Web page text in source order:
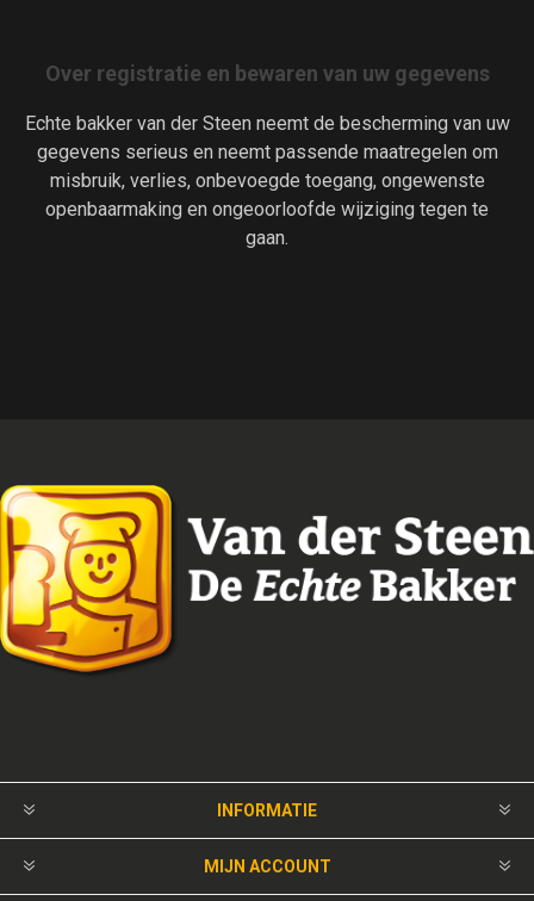
Over registratie en bewaren van uw gegevens
Echte bakker van der Steen neemt de bescherming van uw
gegevens serieus en neemt passende maatregelen om
misbruik, verlies, onbevoegde toegang, ongewenste
openbaarmaking en ongeoorloofde wijziging tegen te
gaan.
INFORMATIE
MIJN ACCOUNT